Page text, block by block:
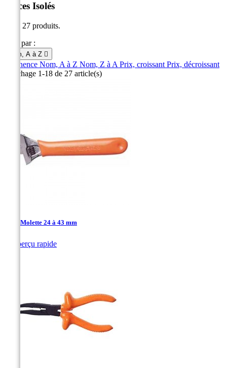
Pinces Isolés
Il y a 27 produits.
Trier par :
Nom, A à Z 
Pertinence Nom, A à Z Nom, Z à A Prix, croissant Prix, décroissant
Affichage 1-18 de 27 article(s)
Clé à Molette 24 à 43 mm
Aperçu rapide